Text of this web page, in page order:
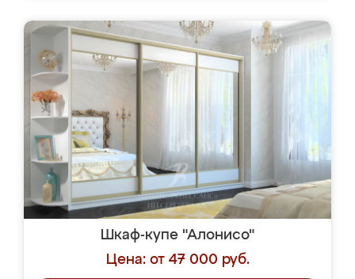
Шкаф-купе "Алонисо"
Цена: от 47 000 руб.